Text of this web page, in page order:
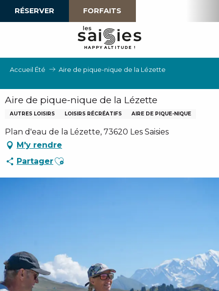
RÉSERVER FORFAITS
HAPPY ALTI TU D E !
Accueil Été Aire de pique-nique de la Lézette
Aire de pique-nique de la Lézette
AUTRES LOISIRS LOISIRS RÉCRÉATIFS AIRE DE PIQUE-NIQUE
Plan d'eau de la Lézette, 73620 Les Saisies
M'y rendre
PartagerAjouter aux favoris